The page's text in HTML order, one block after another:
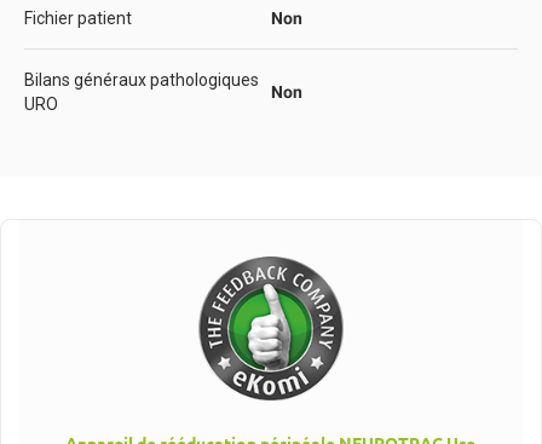
Fichier patient Non
Bilans généraux pathologiques
URO
Non